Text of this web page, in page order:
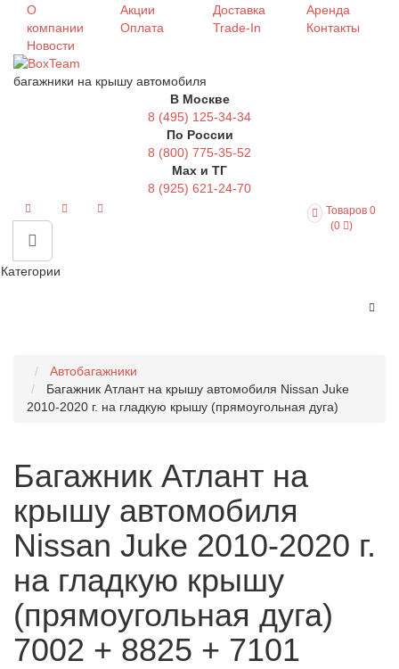
О
компании
Новости
Акции
Оплата
Доставка
Trade-In
Аренда
Контакты
багажники на крышу автомобиля
В Москве
8 (495) 125-34-34
По России
8 (800) 775-35-52
Max и ТГ
8 (925) 621-24-70
Товаров 0
(0
)
Категории
Автобагажники
Багажник Атлант на крышу автомобиля Nissan Juke
2010-2020 г. на гладкую крышу (прямоугольная дуга)
Багажник Атлант на
крышу автомобиля
Nissan Juke 2010-2020 г.
на гладкую крышу
(прямоугольная дуга)
7002 + 8825 + 7101